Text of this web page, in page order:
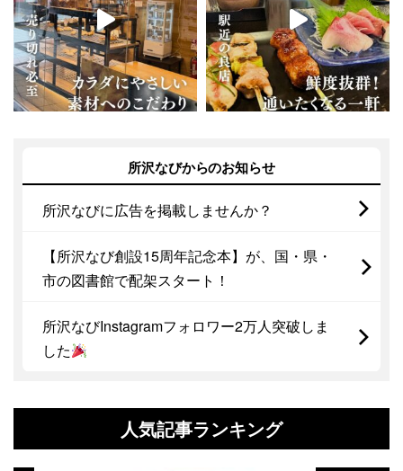
所沢なびからのお知らせ
所沢なびに広告を掲載しませんか？
【所沢なび創設15周年記念本】が、国・県・
市の図書館で配架スタート！
所沢なびInstagramフォロワー2万人突破しま
した
人気記事ランキング